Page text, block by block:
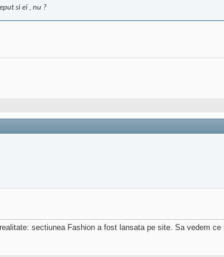
si ei , nu ?
sectiunea Fashion a fost lansata pe site. Sa vedem